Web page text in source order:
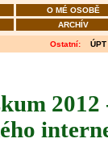
O MÉ OSOBĚ
ARCHÍV
Ostatní: ÚPT